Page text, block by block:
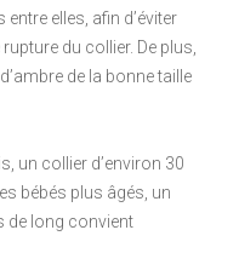
elles, afin d’éviter
du collier. De plus,
de la bonne taille
un collier d’environ 30
bébés plus âgés, un
de long convient